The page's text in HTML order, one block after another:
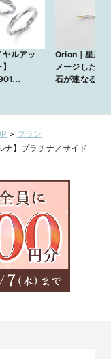
ヤルアッ
Orion｜星座
メージした3
石が連なる婚
> ブラン
ナ】プラチナ／サイド